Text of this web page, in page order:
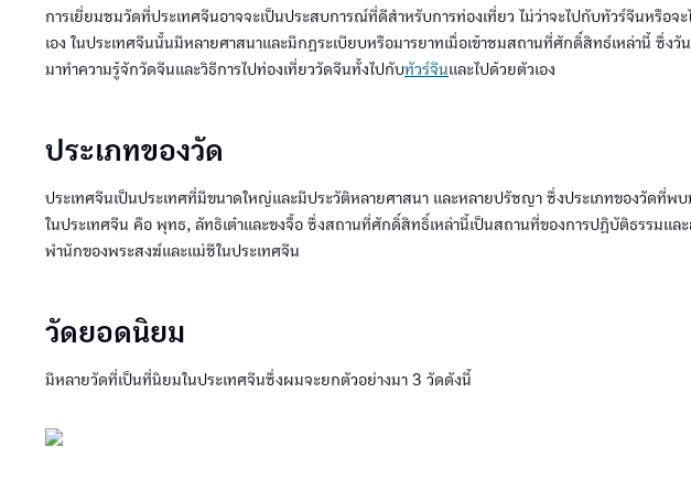
การเยี่ยมชมวัดที่ประเทศจีนอาจจะเป็นประสบการณ์ที่ดีสำหรับการท่องเที่ยว ไม่ว่าจะไปกับทัวร์จีนหรือจะ
เอง ในประเทศจีนนั้นมีหลายศาสนาและมีกฎระเบียบหรือมารยาทเมื่อเข้าชมสถานที่ศักดิ์สิทธ์เหล่านี้ ซึ่งวัน
มาทำความรู้จักวัดจีนและวิธีการไปท่องเที่ยววัดจีนทั้งไปกับทัวร์จีนและไปด้วยตัวเอง
ประเภทของวัด
ประเทศจีนเป็นประเทศที่มีขนาดใหญ่และมีประวัติหลายศาสนา และหลายปรัชญา ซึ่งประเภทของวัดที่พ
ในประเทศจีน คือ พุทธ, ลัทธิเต๋าและขงจื้อ ซึ่งสถานที่ศักดิ์สิทธิ์เหล่านี้เป็นสถานที่ของการปฏิบัติธรรมแล
พำนักของพระสงฆ์และแม่ชีในประเทศจีน
วัดยอดนิยม
มีหลายวัดที่เป็นที่นิยมในประเทศจีนซึ่งผมจะยกตัวอย่างมา 3 วัดดังนี้